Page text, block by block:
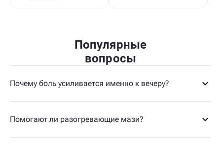
Популярные
вопросы
Почему боль усиливается именно к вечеру?
Помогают ли разогревающие мази?